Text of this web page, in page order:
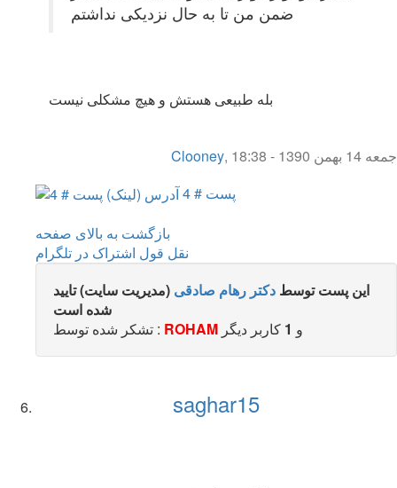
ضمن من تا به حال نزدیکی نداشتم
بله طبیعی هستش و هیچ مشکلی نیست
Clooney,
جمعه 14 بهمن 1390 - 18:38
پست # 4
بازگشت به بالای صفحه
نقل قول اشتراک در تلگرام
این پست توسط دکتر رهام صادقی (مدیریت سایت) تایید
شده است
تشکر شده توسط : ROHAM و 1 کاربر ديگر
saghar15